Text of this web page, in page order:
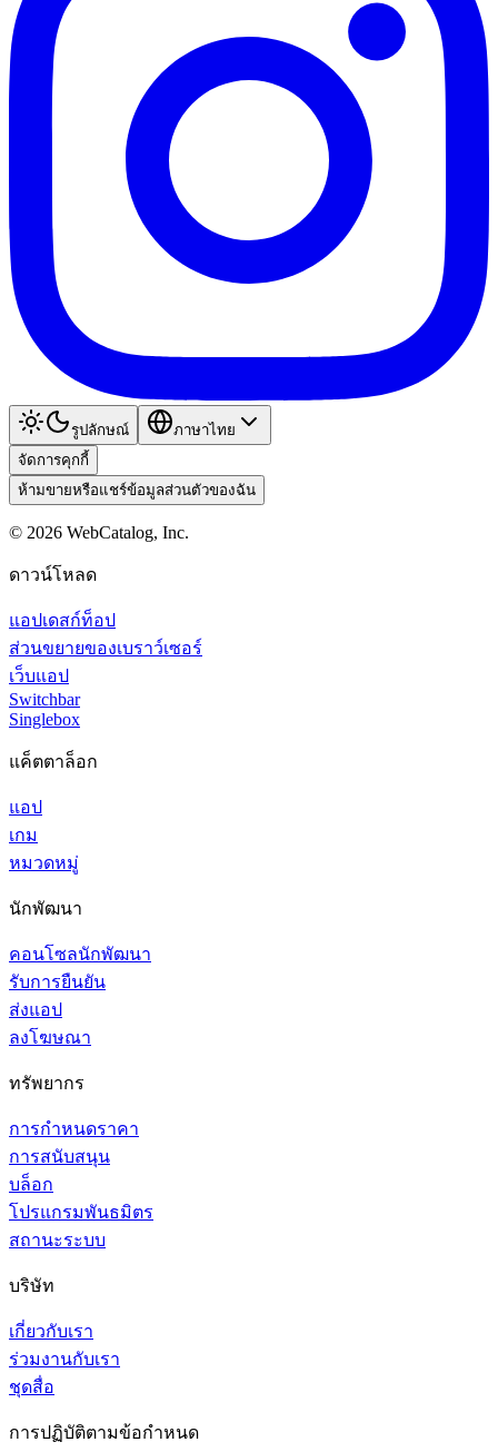
รูปลักษณ์
ภาษาไทย
จัดการคุกกี้
ห้ามขายหรือแชร์ข้อมูลส่วนตัวของฉัน
© 2026 WebCatalog, Inc.
ดาวน์โหลด
แอปเดสก์ท็อป
ส่วนขยายของเบราว์เซอร์
เว็บแอป
Switchbar
Singlebox
แค็ตตาล็อก
แอป
เกม
หมวดหมู่
นักพัฒนา
คอนโซลนักพัฒนา
รับการยืนยัน
ส่งแอป
ลงโฆษณา
ทรัพยากร
การกำหนดราคา
การสนับสนุน
บล็อก
โปรแกรมพันธมิตร
สถานะระบบ
บริษัท
เกี่ยวกับเรา
ร่วมงานกับเรา
ชุดสื่อ
การปฏิบัติตามข้อกำหนด